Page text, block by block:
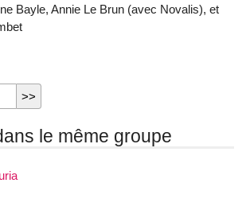
Bayle, Annie Le Brun (avec Novalis), et
le même groupe